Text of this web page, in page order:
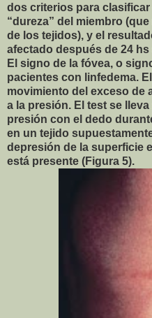
dos criterios para
“dureza” del miembro
de los tejidos), y el
afectado después de 24
El signo de la fóvea, o
pacientes con linfedema.
movimiento del exceso de
a la presión. El test se
presión con el dedo
en un tejido
depresión de la superficie
está presente (Figura 5).